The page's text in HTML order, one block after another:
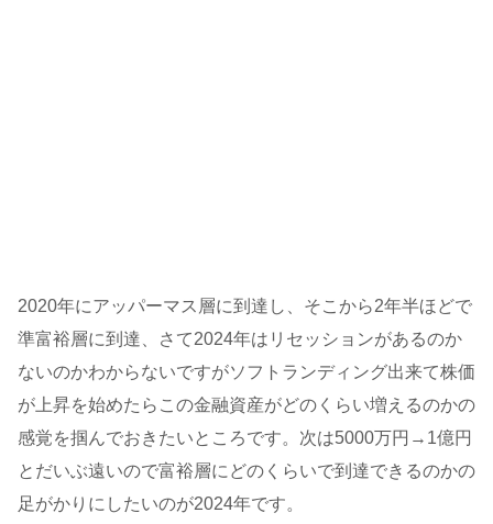
2020年にアッパーマス層に到達し、そこから2年半ほどで
準富裕層に到達、さて2024年はリセッションがあるのか
ないのかわからないですがソフトランディング出来て株価
が上昇を始めたらこの金融資産がどのくらい増えるのかの
感覚を掴んでおきたいところです。次は5000万円→1億円
とだいぶ遠いので富裕層にどのくらいで到達できるのかの
足がかりにしたいのが2024年です。